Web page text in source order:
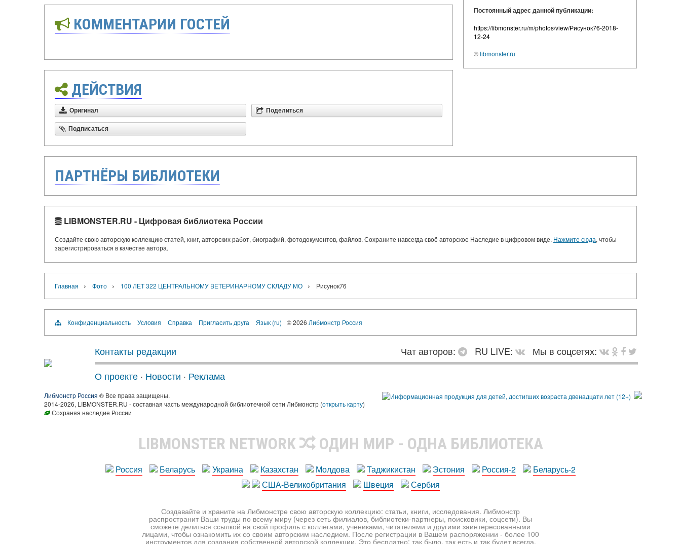
КОММЕНТАРИИ ГОСТЕЙ
ДЕЙСТВИЯ
Оригинал Поделиться
Подписаться
Постоянный адрес данной публикации:
https://libmonster.ru/m/photos/view/Рисунок76-2018-
12-24
©libmonster.ru
ПАРТНЁРЫ БИБЛИОТЕКИ
LIBMONSTER.RU - Цифровая библиотека России
Создайте свою авторскую коллекцию статей, книг, авторских работ, биографий, фотодокументов, файлов. Сохраните навсегда своё авторское Наследие в цифровом виде. Нажмите сюда, чтобы
зарегистрироваться в качестве автора.
Главная › Фото › 100 ЛЕТ 322 ЦЕНТРАЛЬНОМУ ВЕТЕРИНАРНОМУ СКЛАДУ МО › Рисунок76
Конфиденциальность Условия Справка Пригласить друга Язык (ru) © 2026 Либмонстр Россия
Контакты редакции Чат авторов: RU LIVE:
Мы в соцсетях:
О проекте · Новости · Реклама
Либмонстр Россия ® Все права защищены.
2014-2026, LIBMONSTER.RU - составная часть международной библиотечной сети Либмонстр (открыть карту)
Сохраняя наследие России
LIBMONSTER NETWORK ОДИН МИР - ОДНА БИБЛИОТЕКА
Россия Беларусь Украина Казахстан Молдова Таджикистан Эстония Россия-2
Беларусь-2
США-Великобритания
Швеция Сербия
Создавайте и храните на Либмонстре свою авторскую коллекцию: статьи, книги, исследования. Либмонстр
распространит Ваши труды по всему миру (через сеть филиалов, библиотеки-партнеры, поисковики, соцсети). Вы
сможете делиться ссылкой на свой профиль с коллегами, учениками, читателями и другими заинтересованными
лицами, чтобы ознакомить их со своим авторским наследием. После регистрации в Вашем распоряжении - более 100
инструментов для создания собственной авторской коллекции. Это бесплатно: так было, так есть и так будет всегда.